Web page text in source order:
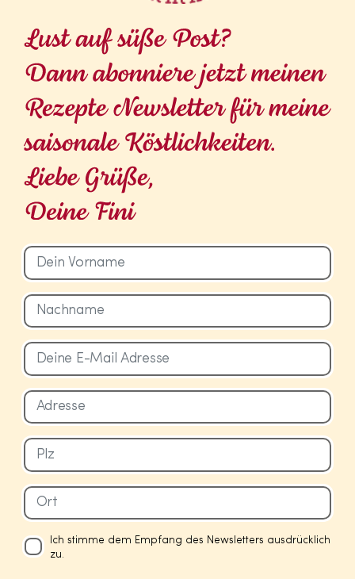
Ich stimme dem Empfang des Newsletters ausdrücklich
zu.